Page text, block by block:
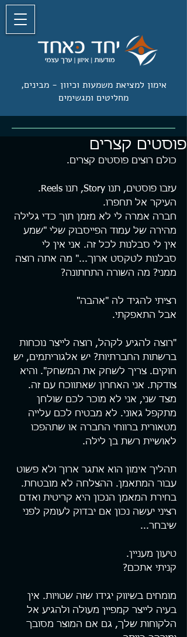
אימון למציאת משמעות וכיוון -מבינים,
מחליטים ומגשימים
פוסטים קצרים
כולם רוצים פוסטים קצרים.
עזבו פוסטים, תנו Story, תנו Reels.
העיקר אל תחפרו.
חברה אמרה לי לא מזמן תוך כדי גלילה
מהירה של עמוד הפייסבוק שלי "שמע
אין לי סבלנות לכל זה. אני אין לי
סבלנות לטקסט ארוך..." מה אתה רוצה
ממני? מה השורה התחתונה?
רציתי להגיד לה "אהבה"
אבל התאפקתי.
"רוצה להגיע לקהל, רוצה לייצר נוכחות
ברשתות החברתיות? יש אלגוריתמים, יש
חוקים. צריך לשחק את המשחק". והיא
צודקת. אני האחרון שאתווכח עם זה.
מצד שני, אני לא מוכר לכם שולחן
מתקפל גאוני. לא מבטיח לכם עלייה
מטאורית ברווחי החברה או שתהפכו
לאושיית רשת בן לילה.
תהליך אימון הוא אתגר ארוך ולא פשוט
עבור המתאמן. ההצלחה לא מובטחת.
בחירת המאמן הנכון היא קריטית ואדם
רציני יעשה נכון אם יבדוק לעומק לפני
שיבחר...
טיעון מעניין.
קניתי אתכם?
מומחים בשיווק יגידו שזה שטויות. אין
בעיה לייצר קמפיין מעולה ולהגיע אל
הלקוחות שלך, גם אם המוצר מסובך